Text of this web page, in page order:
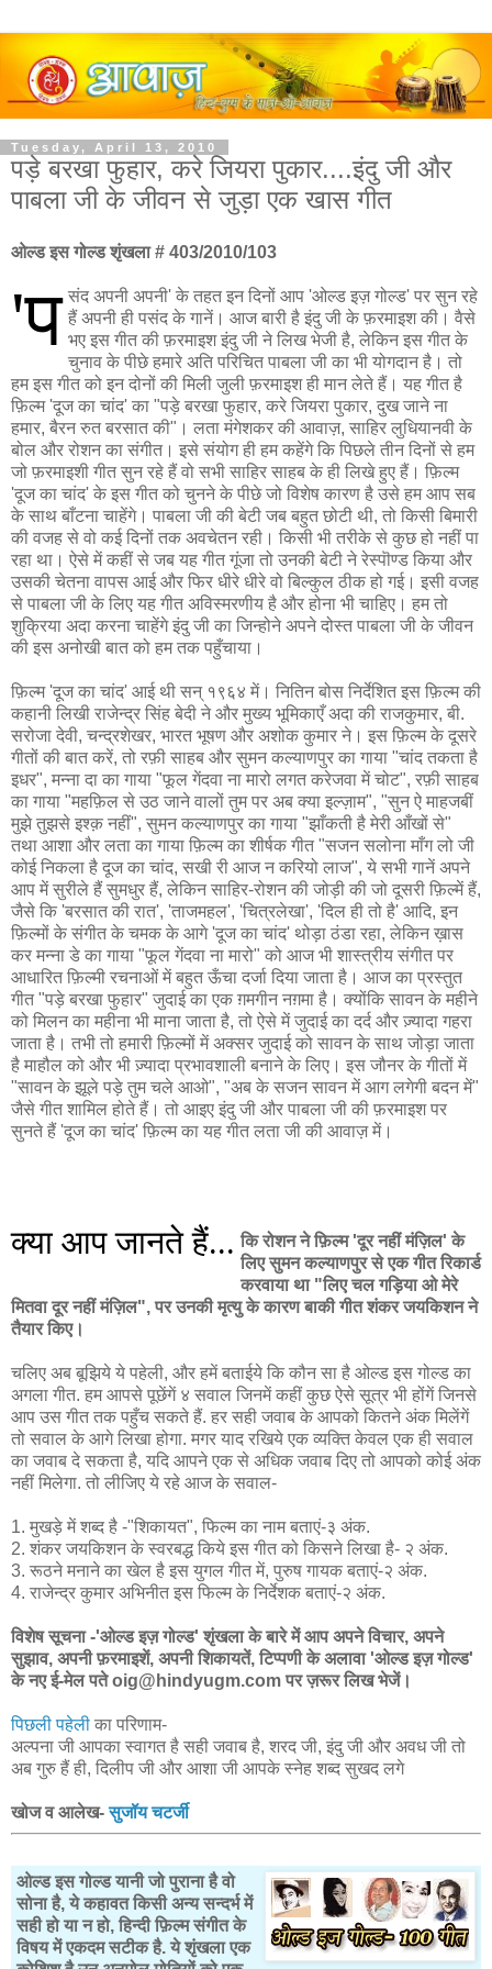
Tuesday, April 13, 2010
पड़े बरखा फुहार, करे जियरा पुकार....इंदु जी और
पाबला जी के जीवन से जुड़ा एक खास गीत
ओल्ड इस गोल्ड शृंखला # 403/2010/103
'प संद अपनी अपनी' के तहत इन दिनों आप 'ओल्ड इज़ गोल्ड' पर सुन रहे
हैं अपनी ही पसंद के गानें। आज बारी है इंदु जी के फ़रमाइश की। वैसे
भए इस गीत की फ़रमाइश इंदु जी ने लिख भेजी है, लेकिन इस गीत के
चुनाव के पीछे हमारे अति परिचित पाबला जी का भी योगदान है। तो
हम इस गीत को इन दोनों की मिली जुली फ़रमाइश ही मान लेते हैं। यह गीत है
फ़िल्म 'दूज का चांद' का "पड़े बरखा फुहार, करे जियरा पुकार, दुख जाने ना
हमार, बैरन रुत बरसात की"। लता मंगेशकर की आवाज़, साहिर लुधियानवी के
बोल और रोशन का संगीत। इसे संयोग ही हम कहेंगे कि पिछले तीन दिनों से हम
जो फ़रमाइशी गीत सुन रहे हैं वो सभी साहिर साहब के ही लिखे हुए हैं। फ़िल्म
'दूज का चांद' के इस गीत को चुनने के पीछे जो विशेष कारण है उसे हम आप सब
के साथ बाँटना चाहेंगे। पाबला जी की बेटी जब बहुत छोटी थी, तो किसी बिमारी
की वजह से वो कई दिनों तक अवचेतन रही। किसी भी तरीके से कुछ हो नहीं पा
रहा था। ऐसे में कहीं से जब यह गीत गूंजा तो उनकी बेटी ने रेस्पॊण्ड किया और
उसकी चेतना वापस आई और फिर धीरे धीरे वो बिल्कुल ठीक हो गई। इसी वजह
से पाबला जी के लिए यह गीत अविस्मरणीय है और होना भी चाहिए। हम तो
शुक्रिया अदा करना चाहेंगे इंदु जी का जिन्होने अपने दोस्त पाबला जी के जीवन
की इस अनोखी बात को हम तक पहुँचाया।
फ़िल्म 'दूज का चांद' आई थी सन् १९६४ में। नितिन बोस निर्देशित इस फ़िल्म की
कहानी लिखी राजेन्द्र सिंह बेदी ने और मुख्य भूमिकाएँ अदा की राजकुमार, बी.
सरोजा देवी, चन्द्रशेखर, भारत भूषण और अशोक कुमार ने। इस फ़िल्म के दूसरे
गीतों की बात करें, तो रफ़ी साहब और सुमन कल्याणपुर का गाया "चांद तकता है
इधर", मन्ना दा का गाया "फूल गेंदवा ना मारो लगत करेजवा में चोट", रफ़ी साहब
का गाया "महफ़िल से उठ जाने वालों तुम पर अब क्या इल्ज़ाम", "सुन ऐ माहजबीं
मुझे तुझसे इश्क़ नहीं", सुमन कल्याणपुर का गाया "झाँकती है मेरी आँखों से"
तथा आशा और लता का गाया फ़िल्म का शीर्षक गीत "सजन सलोना माँग लो जी
कोई निकला है दूज का चांद, सखी री आज न करियो लाज", ये सभी गानें अपने
आप में सुरीले हैं सुमधुर हैं, लेकिन साहिर-रोशन की जोड़ी की जो दूसरी फ़िल्में हैं,
जैसे कि 'बरसात की रात', 'ताजमहल', 'चित्रलेखा', 'दिल ही तो है' आदि, इन
फ़िल्मों के संगीत के चमक के आगे 'दूज का चांद' थोड़ा ठंडा रहा, लेकिन ख़ास
कर मन्ना डे का गाया "फूल गेंदवा ना मारो" को आज भी शास्त्रीय संगीत पर
आधारित फ़िल्मी रचनाओं में बहुत ऊँचा दर्जा दिया जाता है। आज का प्रस्तुत
गीत "पड़े बरखा फुहार" जुदाई का एक ग़मगीन नग़मा है। क्योंकि सावन के महीने
को मिलन का महीना भी माना जाता है, तो ऐसे में जुदाई का दर्द और ज़्यादा गहरा
जाता है। तभी तो हमारी फ़िल्मों में अक्सर जुदाई को सावन के साथ जोड़ा जाता
है माहौल को और भी ज़्यादा प्रभावशाली बनाने के लिए। इस जौनर के गीतों में
"सावन के झूले पड़े तुम चले आओ", "अब के सजन सावन में आग लगेगी बदन में"
जैसे गीत शामिल होते हैं। तो आइए इंदु जी और पाबला जी की फ़रमाइश पर
सुनते हैं 'दूज का चांद' फ़िल्म का यह गीत लता जी की आवाज़ में।
क्या आप जानते हैं... कि रोशन ने फ़िल्म 'दूर नहीं मंज़िल' के
लिए सुमन कल्याणपुर से एक गीत रिकार्ड
करवाया था "लिए चल गड़िया ओ मेरे
मितवा दूर नहीं मंज़िल", पर उनकी मृत्यु के कारण बाकी गीत शंकर जयकिशन ने
तैयार किए।
चलिए अब बूझिये ये पहेली, और हमें बताईये कि कौन सा है ओल्ड इस गोल्ड का
अगला गीत. हम आपसे पूछेंगें ४ सवाल जिनमें कहीं कुछ ऐसे सूत्र भी होंगें जिनसे
आप उस गीत तक पहुँच सकते हैं. हर सही जवाब के आपको कितने अंक मिलेंगें
तो सवाल के आगे लिखा होगा. मगर याद रखिये एक व्यक्ति केवल एक ही सवाल
का जवाब दे सकता है, यदि आपने एक से अधिक जवाब दिए तो आपको कोई अंक
नहीं मिलेगा. तो लीजिए ये रहे आज के सवाल-
1. मुखड़े में शब्द है -"शिकायत", फिल्म का नाम बताएं-३ अंक.
2. शंकर जयकिशन के स्वरबद्ध किये इस गीत को किसने लिखा है- २ अंक.
3. रूठने मनाने का खेल है इस युगल गीत में, पुरुष गायक बताएं-२ अंक.
4. राजेन्द्र कुमार अभिनीत इस फिल्म के निर्देशक बताएं-२ अंक.
विशेष सूचना -'ओल्ड इज़ गोल्ड' शृंखला के बारे में आप अपने विचार, अपने
सुझाव, अपनी फ़रमाइशें, अपनी शिकायतें, टिप्पणी के अलावा 'ओल्ड इज़ गोल्ड'
के नए ई-मेल पते oig@hindyugm.com पर ज़रूर लिख भेजें।
पिछली पहेली का परिणाम-
अल्पना जी आपका स्वागत है सही जवाब है, शरद जी, इंदु जी और अवध जी तो
अब गुरु हैं ही, दिलीप जी और आशा जी आपके स्नेह शब्द सुखद लगे
खोज व आलेख-सुजॉय चटर्जी
ओल्ड इस गोल्ड यानी जो पुराना है वो
सोना है, ये कहावत किसी अन्य सन्दर्भ में
सही हो या न हो, हिन्दी फ़िल्म संगीत के
विषय में एकदम सटीक है. ये शृंखला एक